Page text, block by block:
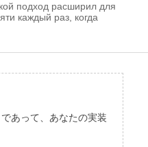
подход расширил для
каждый раз, когда
あって、あなたの実装